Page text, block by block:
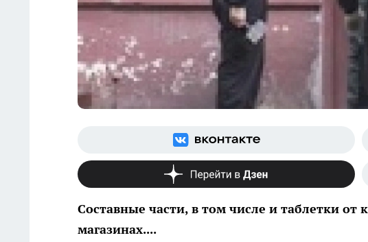
Составные части, в том числе и таблетки
магазинах....